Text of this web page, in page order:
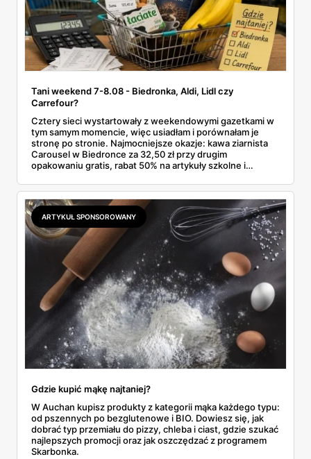
Tani weekend 7-8.08 - Biedronka, Aldi, Lidl czy
Carrefour?
Cztery sieci wystartowały z weekendowymi gazetkami w
tym samym momencie, więc usiadłam i porównałam je
stronę po stronie. Najmocniejsze okazje: kawa ziarnista
Carousel w Biedronce za 32,50 zł przy drugim
opakowaniu gratis, rabat 50% na artykuły szkolne i
2,99 zł za kilogram, ale wyłącznie w sobotę z aplikacją. Aldi
odpowiada masłem za 2,99 zł. Werdykt w skrócie:
najwięcej wyciśniesz z Biedronki, po świeże warzywa jedź
do Aldi.
ARTYKUŁ SPONSOROWANY
Gdzie kupić mąkę najtaniej?
W Auchan kupisz produkty z kategorii mąka każdego typu:
od pszennych po bezglutenowe i BIO. Dowiesz się, jak
dobrać typ przemiału do pizzy, chleba i ciast, gdzie szukać
najlepszych promocji oraz jak oszczędzać z programem
Skarbonka.